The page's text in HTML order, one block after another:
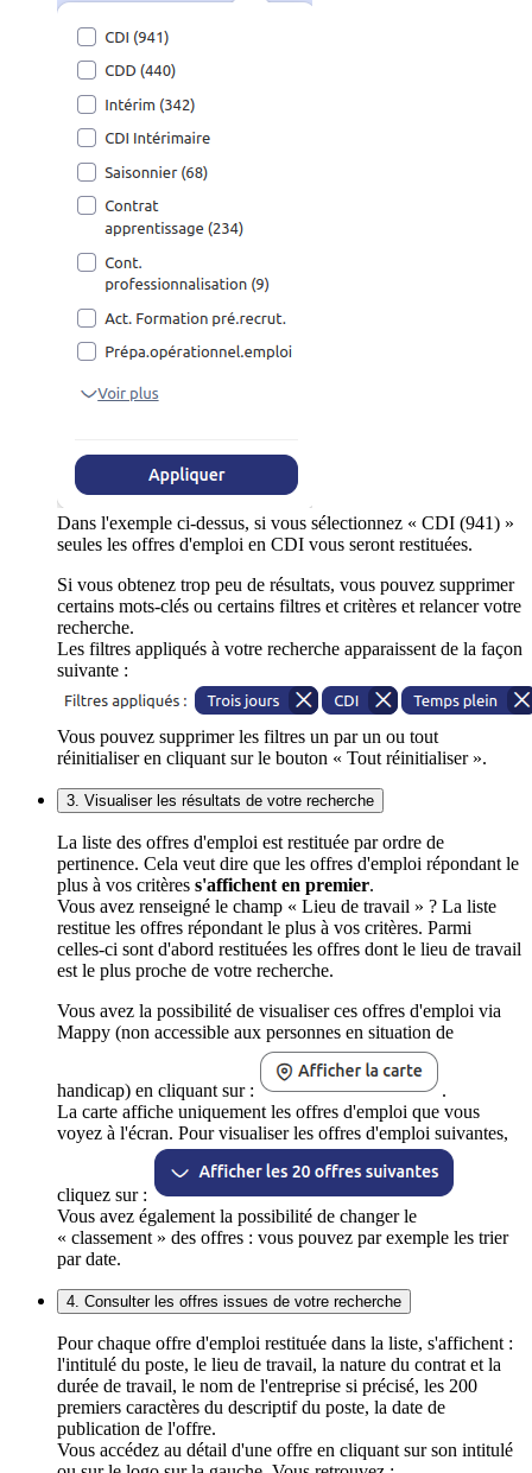
Dans l'exemple ci-dessus, si vous sélectionnez « CDI (941) »
seules les offres d'emploi en CDI vous seront restituées.
Si vous obtenez trop peu de résultats, vous pouvez supprimer
certains mots-clés ou certains filtres et critères et relancer votre
recherche.
Les filtres appliqués à votre recherche apparaissent de la façon
suivante :
Vous pouvez supprimer les filtres un par un ou tout
réinitialiser en cliquant sur le bouton « Tout réinitialiser ».
3. Visualiser les résultats de votre recherche
La liste des offres d'emploi est restituée par ordre de
pertinence. Cela veut dire que les offres d'emploi répondant le
plus à vos critères s'affichent en premier.
Vous avez renseigné le champ « Lieu de travail » ? La liste
restitue les offres répondant le plus à vos critères. Parmi
celles-ci sont d'abord restituées les offres dont le lieu de travail
est le plus proche de votre recherche.
Vous avez la possibilité de visualiser ces offres d'emploi via
Mappy (non accessible aux personnes en situation de
handicap) en cliquant sur :
.
La carte affiche uniquement les offres d'emploi que vous
voyez à l'écran. Pour visualiser les offres d'emploi suivantes,
cliquez sur :
Vous avez également la possibilité de changer le
« classement » des offres : vous pouvez par exemple les trier
par date.
4. Consulter les offres issues de votre recherche
Pour chaque offre d'emploi restituée dans la liste, s'affichent :
l'intitulé du poste, le lieu de travail, la nature du contrat et la
durée de travail, le nom de l'entreprise si précisé, les 200
premiers caractères du descriptif du poste, la date de
publication de l'offre.
Vous accédez au détail d'une offre en cliquant sur son intitulé